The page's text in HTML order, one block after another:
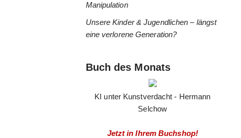
Manipulation
Unsere Kinder & Jugendlichen – längst
eine verlorene Generation?
Buch des Monats
KI unter Kunstverdacht - Hermann
Selchow
Jetzt in Ihrem Buchshop!